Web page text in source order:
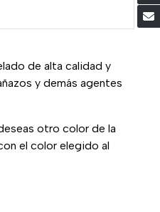
de alta calidad y
y demás agentes
otro color de la
el color elegido al